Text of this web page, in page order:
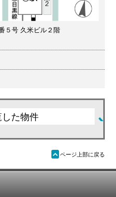
５号 久米ビル２階
た物件
ü ページ上部に戻る